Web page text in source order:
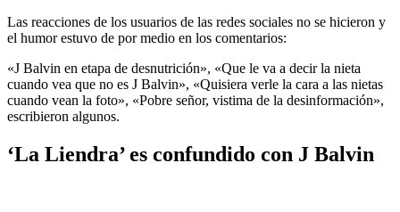
Las reacciones de los usuarios de las redes sociales no se hicieron y
el humor estuvo de por medio en los comentarios:
«J Balvin en etapa de desnutrición», «Que le va a decir la nieta
cuando vea que no es J Balvin», «Quisiera verle la cara a las nietas
cuando vean la foto», «Pobre señor, vistima de la desinformación»,
escribieron algunos.
‘La Liendra’ es confundido con J Balvin